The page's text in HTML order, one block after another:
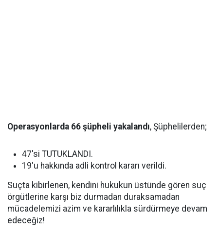
Operasyonlarda 66 şüpheli yakalandı, Şüphelilerden;
47'si TUTUKLANDI.
19'u hakkında adli kontrol kararı verildi.
Suçta kibirlenen, kendini hukukun üstünde gören suç
örgütlerine karşı biz durmadan duraksamadan
mücadelemizi azim ve kararlılıkla sürdürmeye devam
edeceğiz!